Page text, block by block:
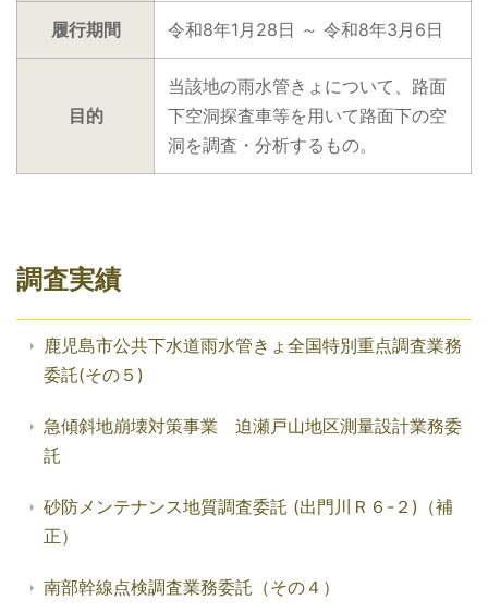
履行期間 令和8年1月28日 ～ 令和8年3月6日
目的
当該地の雨水管きょについて、路面
下空洞探査車等を用いて路面下の空
洞を調査・分析するもの。
調査実績
鹿児島市公共下水道雨水管きょ全国特別重点調査業務
委託(その５)
急傾斜地崩壊対策事業 迫瀬戸山地区測量設計業務委
託
砂防メンテナンス地質調査委託 (出門川Ｒ６-２)（補
正）
南部幹線点検調査業務委託（その４）